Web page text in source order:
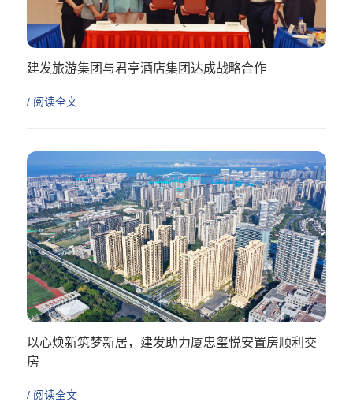
建发旅游集团与君亭酒店集团达成战略合作
/ 阅读全文
以心焕新筑梦新居，建发助力厦忠玺悦安置房顺利交
房
/ 阅读全文